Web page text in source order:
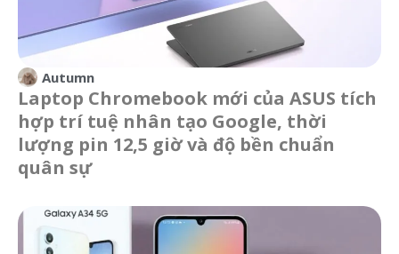
Autumn
Laptop Chromebook mới của ASUS tích
hợp trí tuệ nhân tạo Google, thời
lượng pin 12,5 giờ và độ bền chuẩn
quân sự